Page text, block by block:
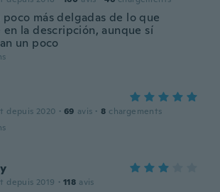
poco más delgadas de lo que
en la descripción, aunque sí
un poco
depuis 2020 · 69 avis · 8 chargements
depuis 2019 · 118 avis